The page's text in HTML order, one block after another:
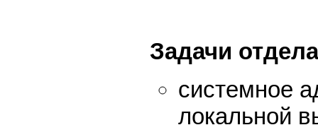
Задачи отдела
системное
локальной